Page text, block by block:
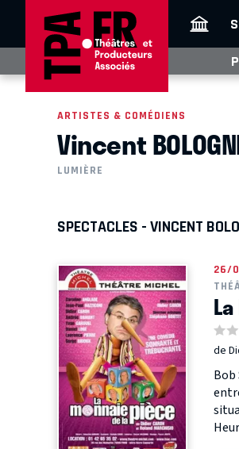
ARTISTES & COMÉDIENS
Vincent
LUMIÈRE
SPECTACLES - VINCENT
26/
de